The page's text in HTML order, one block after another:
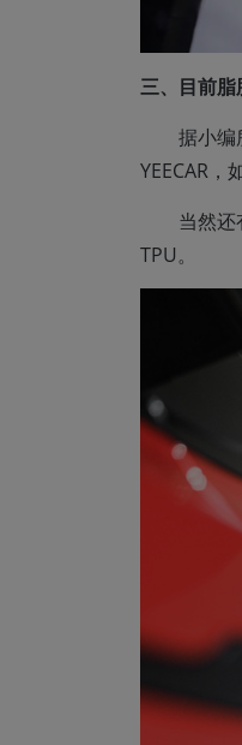
三、目前脂
据小编
YEECAR，
当然还
TPU。